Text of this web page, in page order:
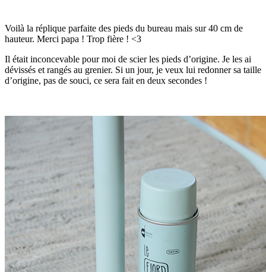
Voilà la réplique parfaite des pieds du bureau mais sur 40 cm de
hauteur. Merci papa ! Trop fière ! <3
Il était inconcevable pour moi de scier les pieds d’origine. Je les ai
dévissés et rangés au grenier. Si un jour, je veux lui redonner sa taille
d’origine, pas de souci, ce sera fait en deux secondes !